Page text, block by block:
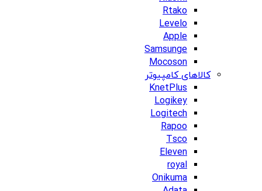
Rtako
Levelo
Apple
Samsunge
Mocoson
کالاهای کامپیوتر
KnetPlus
Logikey
Logitech
Rapoo
Tsco
Eleven
royal
Onikuma